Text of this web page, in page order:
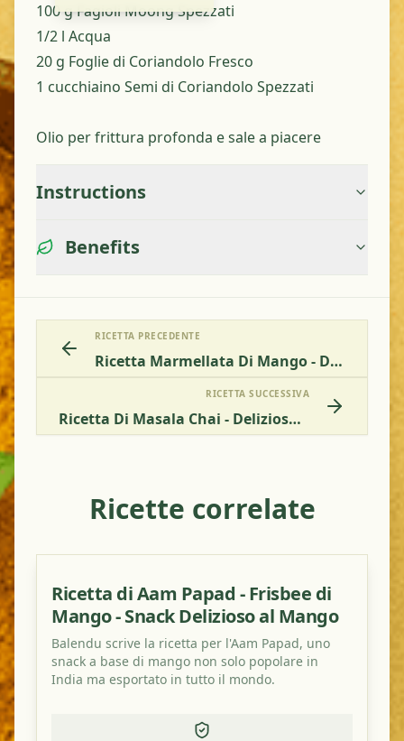
100 g Fagioli Moong Spezzati
1/2 l Acqua
20 g Foglie di Coriandolo Fresco
1 cucchiaino Semi di Coriandolo Spezzati
Olio per frittura profonda e sale a piacere
Instructions
Benefits
RICETTA PRECEDENTE
Ricetta Marmellata Di Mango - Dolce Gusto Dell'Estate
RICETTA SUCCESSIVA
Ricetta Di Masala Chai - Delizioso Tè Indiano Speziato
Ricette correlate
Ricetta di Aam Papad - Frisbee di
Mango - Snack Delizioso al Mango
Balendu scrive la ricetta per l'Aam Papad, uno
snack a base di mango non solo popolare in
India ma esportato in tutto il mondo.